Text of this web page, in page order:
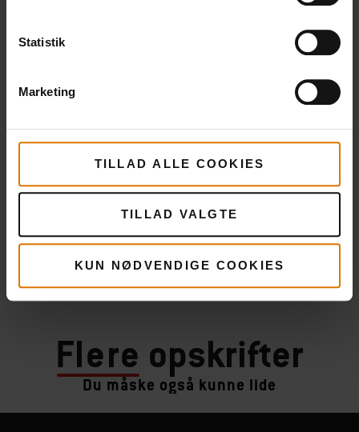
Statistik
Marketing
TILLAD ALLE COOKIES
TILLAD VALGTE
KUN NØDVENDIGE COOKIES
Flere opskrifter
Du måske også kunne lide